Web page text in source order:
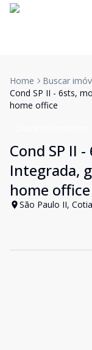
Home
Buscar
Cond SP II - 6sts,
home office
Cond SP II
Integrada,
home office
São Paulo II,